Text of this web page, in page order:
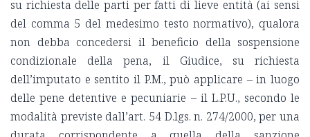
su richiesta delle parti per fatti di lieve entità (ai sensi
del comma 5 del medesimo testo normativo), qualora
non debba concedersi il beneficio della sospensione
condizionale della pena, il Giudice, su richiesta
dell’imputato e sentito il P.M., può applicare – in luogo
delle pene detentive e pecuniarie – il L.P.U., secondo le
modalità previste dall’art. 54 D.lgs. n. 274/2000, per una